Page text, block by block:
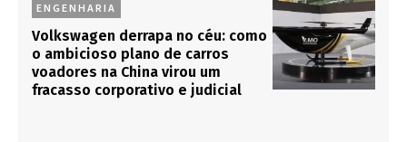
ENGENHARIA
Volkswagen derrapa no céu: como
o ambicioso plano de carros
voadores na China virou um
fracasso corporativo e judicial